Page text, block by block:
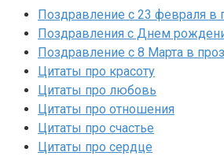
Поздравление с 23 февраля в
Поздравления с Днем
Поздравление с 8 Марта в
Цитаты про красоту
Цитаты про любовь
Цитаты про отношения
Цитаты про счастье
Цитаты про сердце